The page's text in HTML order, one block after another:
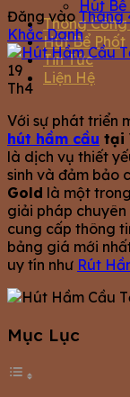
Hút Bể
Thông
Hút Bể Phốt
Tin Tức
Liện Hệ
Đăng vào Tháng
Khắc Danh
19
Th4
Với sự phát triển
hút hầm cầu tại
là dịch vụ thiết
sinh và đảm bảo
Gold là một
giải pháp
cung cấp thông
bảng giá mới
uy tín như Rút
Mục Lục